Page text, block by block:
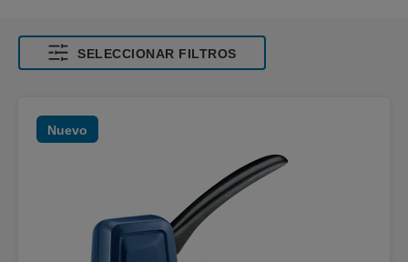
SELECCIONAR FILTROS
Nuevo